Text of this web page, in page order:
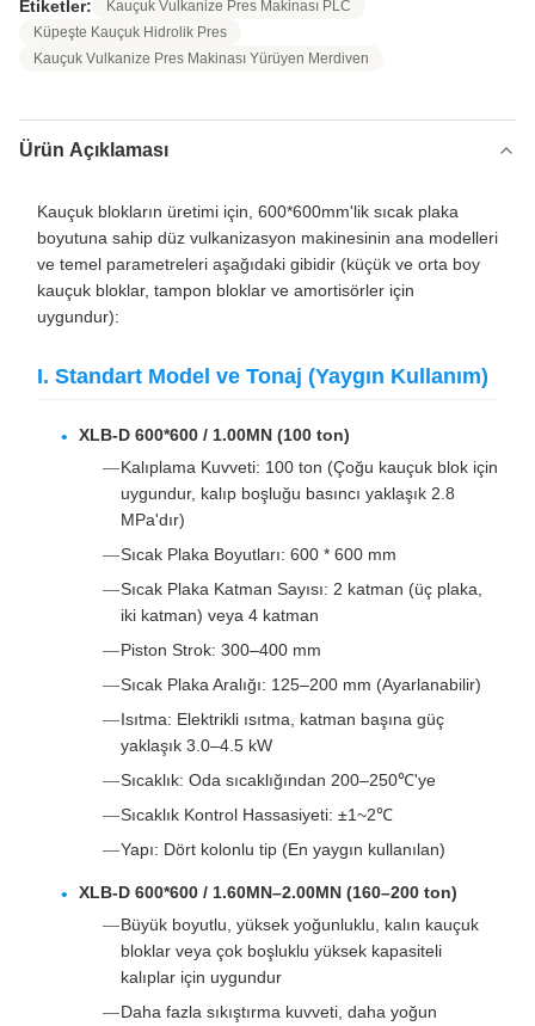
Etiketler:
Kauçuk Vulkanize Pres Makinası PLC
Küpeşte Kauçuk Hidrolik Pres
Kauçuk Vulkanize Pres Makinası Yürüyen Merdiven
Ürün Açıklaması
Kauçuk blokların üretimi için, 600*600mm'lik sıcak plaka
boyutuna sahip düz vulkanizasyon makinesinin ana modelleri
ve temel parametreleri aşağıdaki gibidir (küçük ve orta boy
kauçuk bloklar, tampon bloklar ve amortisörler için
uygundur):
I. Standart Model ve Tonaj (Yaygın Kullanım)
XLB-D 600*600 / 1.00MN (100 ton)
Kalıplama Kuvveti: 100 ton (Çoğu kauçuk blok için
uygundur, kalıp boşluğu basıncı yaklaşık 2.8
MPa'dır)
Sıcak Plaka Boyutları: 600 * 600 mm
Sıcak Plaka Katman Sayısı: 2 katman (üç plaka,
iki katman) veya 4 katman
Piston Strok: 300–400 mm
Sıcak Plaka Aralığı: 125–200 mm (Ayarlanabilir)
Isıtma: Elektrikli ısıtma, katman başına güç
yaklaşık 3.0–4.5 kW
Sıcaklık: Oda sıcaklığından 200–250℃'ye
Sıcaklık Kontrol Hassasiyeti: ±1~2℃
Yapı: Dört kolonlu tip (En yaygın kullanılan)
XLB-D 600*600 / 1.60MN–2.00MN (160–200 ton)
Büyük boyutlu, yüksek yoğunluklu, kalın kauçuk
bloklar veya çok boşluklu yüksek kapasiteli
kalıplar için uygundur
Daha fazla sıkıştırma kuvveti, daha yoğun